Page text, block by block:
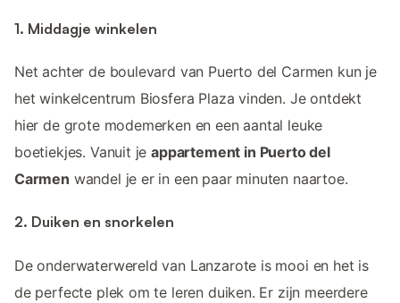
1. Middagje winkelen
Net achter de boulevard van Puerto del Carmen kun je
het winkelcentrum Biosfera Plaza vinden. Je ontdekt
hier de grote modemerken en een aantal leuke
boetiekjes. Vanuit jeappartement in Puerto del
Carmen wandel je er in een paar minuten naartoe.
2. Duiken en snorkelen
De onderwaterwereld van Lanzarote is mooi en het is
de perfecte plek om te leren duiken. Er zijn meerdere